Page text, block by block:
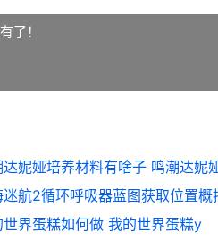
了！
世界蛋糕如何做 我的世界蛋糕y